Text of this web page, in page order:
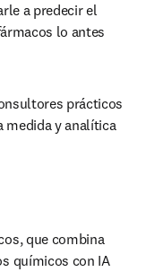
a predecir el
lo antes
prácticos
medida y analítica
que combina
químicos con IA